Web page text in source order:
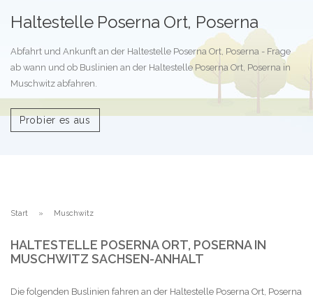
Haltestelle Poserna Ort, Poserna
Abfahrt und Ankunft an der Haltestelle Poserna Ort, Poserna - Frage
ab wann und ob Buslinien an der Haltestelle Poserna Ort, Poserna in
Muschwitz abfahren.
Probier es aus
Start Muschwitz
HALTESTELLE POSERNA ORT, POSERNA IN
MUSCHWITZ SACHSEN-ANHALT
Die folgenden Buslinien fahren an der Haltestelle Poserna Ort, Poserna